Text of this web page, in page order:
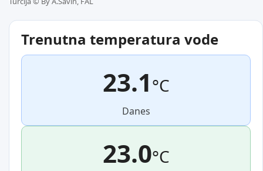
Trenutna temperatura vode
23.1°C
Danes
23.0°C